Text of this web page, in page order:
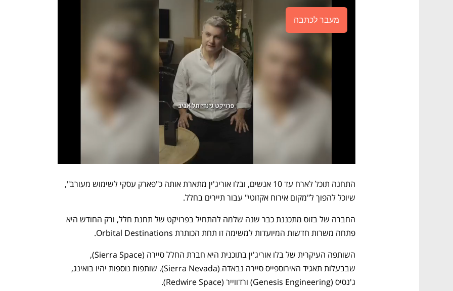
מעבר לכתבה
שיוכל להפוך ל"מקום אירוח אקזוטי" עבור תיירים בחלל.
פתחה משרות חדשות המיועדות למשימה זו תחת הכותרת Orbital Destinations.
ג'נסיס (Genesis Engineering) ורדווייר (Redwire Space).